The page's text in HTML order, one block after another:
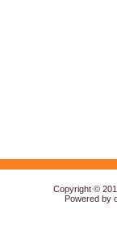
Copyright ©
Powered by